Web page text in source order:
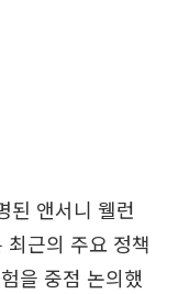
된 앤서니 웰런
근의 주요 정책
을 중점 논의했